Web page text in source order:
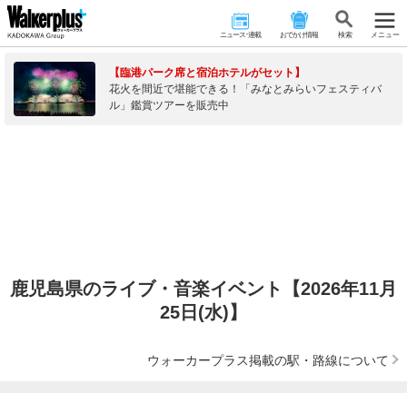
ニュース･連載 おでかけ情報 検 索 メニュー
【臨港パーク席と宿泊ホテルがセット】
花火を間近で堪能できる！「みなとみらいフェスティバ
ル」鑑賞ツアーを販売中
鹿児島県のライブ・音楽イベント【2026年11月
25日(水)】
ウォーカープラス掲載の駅・路線について